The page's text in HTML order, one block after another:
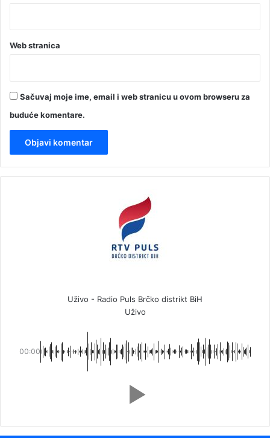
Web stranica
Sačuvaj moje ime, email i web stranicu u ovom browseru za
buduće komentare.
Uživo - Radio Puls Brčko distrikt BiH
Uživo
00:00